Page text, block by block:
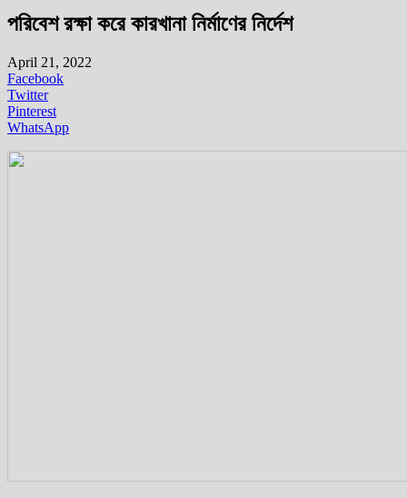
পরিবেশ রক্ষা করে কারখানা নির্মাণের নির্দেশ
April 21, 2022
Facebook
Twitter
Pinterest
WhatsApp